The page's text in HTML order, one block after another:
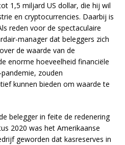
1,5 miljard US dollar, die hij wil
en cryptocurrencies. Daarbij is
reden voor de spectaculaire
manager dat beleggers zich
de waarde van de
enorme hoeveelheid financiële
zouden
kunnen bieden om waarde te
belegger in feite de redenering
2020 was het Amerikaanse
geworden dat kasreserves in